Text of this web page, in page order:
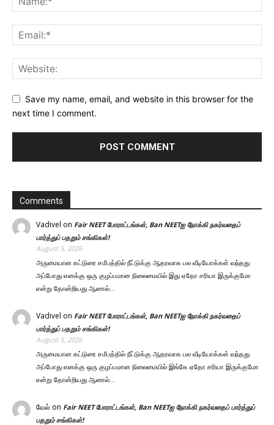
Save my name, email, and website in this browser for the
next time I comment.
Comments
Vadivel on Fair NEET போராட்டங்கள், Ban NEETஐ நோக்கி நகர்வதைப்
பார்த்துப் பதறும் சங்கிகள்!
August 5, 2026
அருமையான கட்டுரை சமீபத்தில் நீட்டுக்கு ஆதரவாக பல வீடியோக்கள் வந்தது
அப்போது எனக்கு ஒரு குழப்பமான நிலைமையில் இது ஏதோ சரியா இருக்குமோ
என்று தோன்றியது ஆனால்…
Vadivel on Fair NEET போராட்டங்கள், Ban NEETஐ நோக்கி நகர்வதைப்
பார்த்துப் பதறும் சங்கிகள்!
August 5, 2026
அருமையான கட்டுரை சமீபத்தில் நீட்டுக்கு ஆதரவாக பல வீடியோக்கள் வந்தது
அப்போது எனக்கு ஒரு குழப்பமான நிலைமையில் இங்கே ஏதோ சரியா இருக்குமோ
என்று தோன்றியது ஆனால்…
வேல் on Fair NEET போராட்டங்கள், Ban NEETஐ நோக்கி நகர்வதைப் பார்த்துப்
பதறும் சங்கிகள்!